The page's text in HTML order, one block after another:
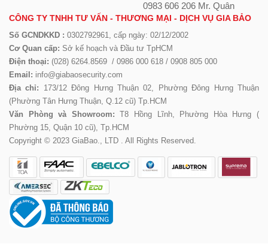
0983 606 206 Mr. Quân
CÔNG TY TNHH TƯ VẤN - THƯƠNG MẠI - DỊCH VỤ GIA BẢO
Số GCNDKKD : 0302792961, cấp ngày: 02/12/2002
Cơ Quan cấp: Sở kế hoạch và Đầu tư TpHCM
Điện thoại: (028) 6264.8569 / 0986 000 618 / 0908 805 000
Email: info@giabaosecurity.com
Địa chỉ: 173/12 Đông Hưng Thuận 02, Phường Đông Hưng Thuận
(Phường Tân Hưng Thuận, Q.12 cũ) Tp.HCM
Văn Phòng và Showroom: T8 Hồng Lĩnh, Phường Hòa Hưng (
Phường 15, Quận 10 cũ), Tp.HCM
Copyright © 2023 GiaBao., LTD . All Rights Reserved.